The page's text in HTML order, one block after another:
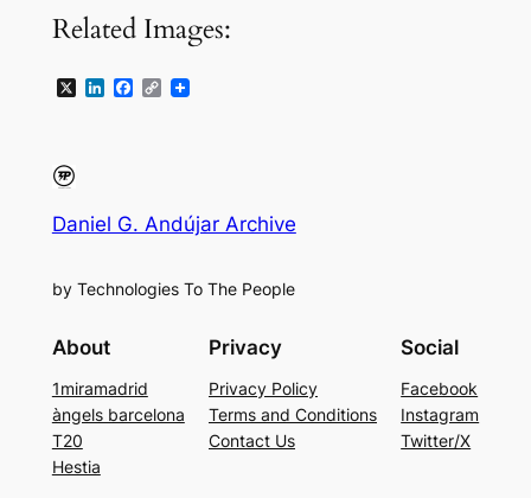
Related Images:
X LinkedIn
Facebook
Copy
Daniel G. Andújar Archive
by Technologies To The People
About
1miramadrid
àngels barcelona
T20
Hestia
Privacy
Privacy Policy
Terms and Conditions
Contact Us
Social
Facebook
Instagram
Twitter/X